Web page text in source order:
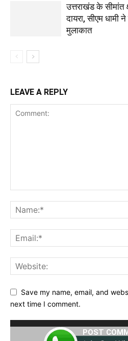
उत्तराखंड के सीमांत
दायरा, सीएम
मुलाकात
LEAVE A REPLY
Save my name, email, and
next time I comment.